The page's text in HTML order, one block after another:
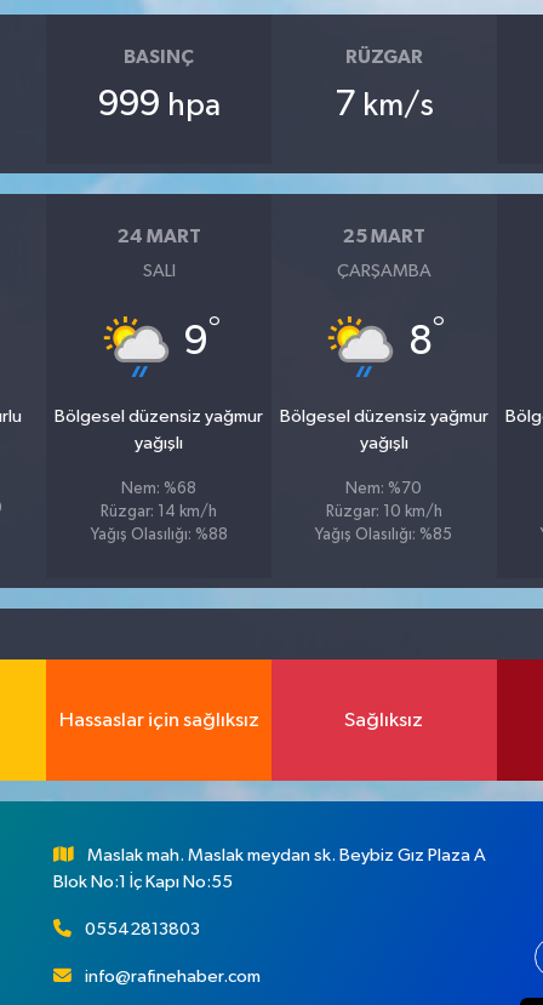
BASINÇ
999 hpa
RÜZGAR
7 km/s
24 MART
SALI
9°
Bölgesel düzensiz yağmur
yağışlı
Nem: %68
Rüzgar: 14 km/h
Yağış Olasılığı: %88
25 MART
ÇARŞAMBA
8°
Bölgesel düzensiz yağmur
yağışlı
Nem: %70
Rüzgar: 10 km/h
Yağış Olasılığı: %85
Hassaslar için sağlıksız Sağlıksız
Maslak mah. Maslak meydan sk. Beybiz Gız Plaza A
Blok No:1 İç Kapı No:55
05542813803
info@rafinehaber.com